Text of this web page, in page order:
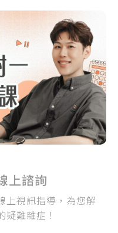
上諮詢
上視訊指導，為您解
難雜症！